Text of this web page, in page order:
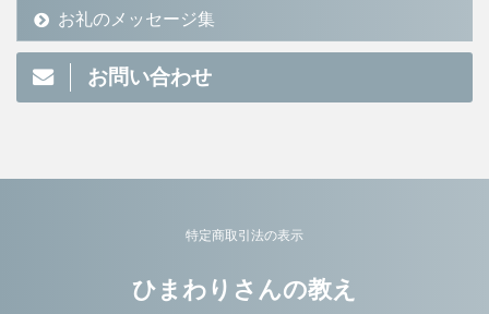
お礼のメッセージ集
お問い合わせ
特定商取引法の表示
ひまわりさんの教え